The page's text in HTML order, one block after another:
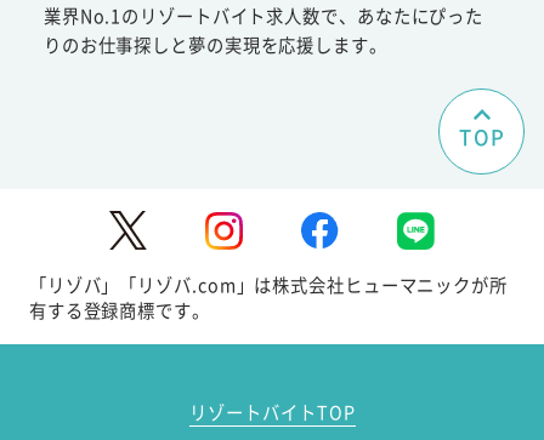
業界No.1のリゾートバイト求人数で、あなたにぴった
りのお仕事探しと夢の実現を応援します。
TOP
「リゾバ」「リゾバ.com」は株式会社ヒューマニックが所
有する登録商標です。
リゾートバイトTOP